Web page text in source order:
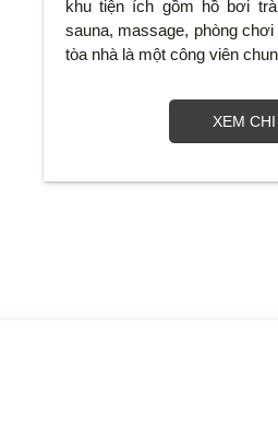
khu tiện ích gồm hồ bơi
sauna, massage, phòng
tòa nhà là một công viên
XEM